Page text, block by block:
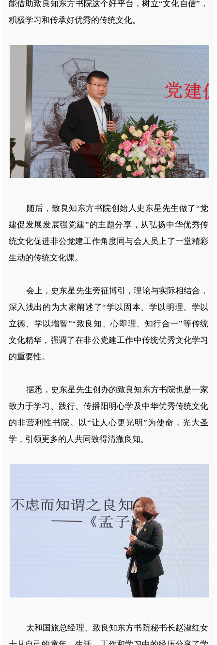
能借助致良知东方书院这个好平台，树立“文化自信”，
积极学习和传承好优秀的传统文化。
随后，致良知东方书院创始人史东星先生做了“党
建促发展发展强党建”的主题分享，从弘扬中华优秀传
统文化促进非公党建工作角度同与会人员上了一堂精彩
生动的传统文化课。
会上，史东星先生旁征博引，理论与实际相结合，
深入浅出的为大家阐述了“学以固本、学以明理、学以
立德、学以增智”“致良知、心即理、知行合一”等传统
文化精华，强调了在非公党建工作中传统优秀文化学习
的重要性。
据悉，史东星先生创办的致良知东方书院也是一家
致力于学习、践行、传播阳明心学及中华优秀传统文化
的非营利性书院。以“让人心更光明”为使命，光大圣
学，引领更多的人共同致得清澈良知。
太和国旅总经理、致良知东方书院秘书长赵淑红女